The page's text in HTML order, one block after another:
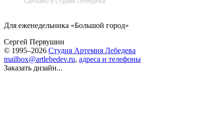
Для еженедельника «Большой город»
Сергей Первушин
© 1995–2026 Студия Артемия Лебедева
mailbox@artlebedev.ru, адреса и телефоны
Заказать дизайн...